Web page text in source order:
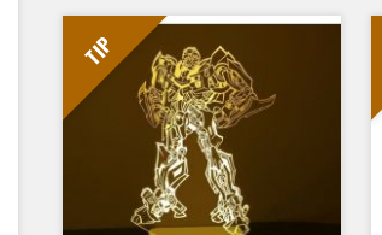
4: S napájecím adaptérem USB jej můžete
připojit k domácí zásuvce nebo k portu
USB počítače. Možnost vložení baterií.
5: Úspora energie. Výkon: 0.012kw.h / 24
hodin, Životnost LED: 50000 hodin
7: Tato lampa může být umístěna v ložnici,
dětském pokoji, obývacím pokoji, baru,
obchodě, kavárně, restauraci atd jako
dekorativní světlo.
TIP